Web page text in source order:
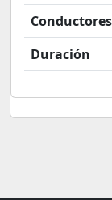
Conductores
Duración